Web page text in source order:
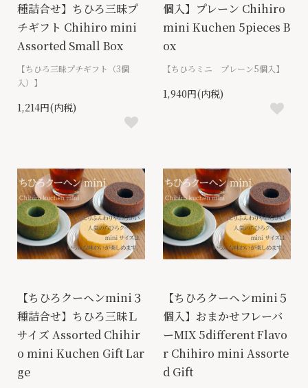
種詰合せ】ちひろ三昧プ
チギフト Chihiro mini
Assorted Small Box
【ちひろ三昧プチギフト（3個
入）】
1,214円(内税)
個入】プレーン Chihiro
mini Kuchen 5pieces B
ox
【ちひろミニ プレーン5個入】
1,940円(内税)
【ちひろクーヘンmini３
種詰合せ】ちひろ三昧Ｌ
サイズ Assorted Chihir
o mini Kuchen Gift Lar
ge
【ちひろクーヘンmini５
個入】おまかせフレーバ
ーMIX 5different Flavo
r Chihiro mini Assorte
d Gift